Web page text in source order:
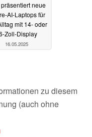
neue
AI-Laptops für
mit 14- oder
Zoll-Display
16.05.2025
zu diesem
(auch ohne